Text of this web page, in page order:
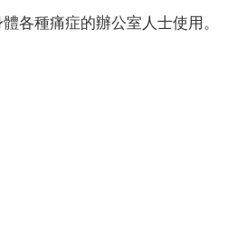
各種痛症的辦公室人士使用。